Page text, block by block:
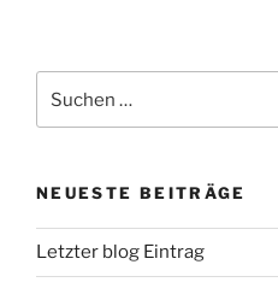
nach:
NEUESTE BEITRÄGE
Letzter blog Eintrag